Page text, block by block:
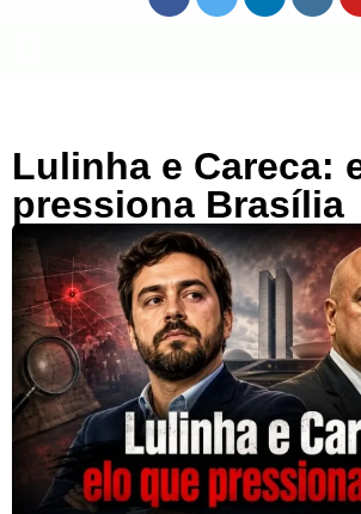
Lulinha e Careca:
pressiona Brasília